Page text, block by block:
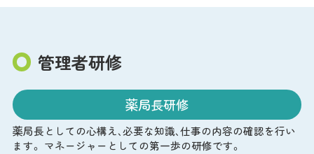
管理者研修
薬局長研修
薬局長としての心構え、必要な知識、仕事の内容の確認を行い
ます。 マネージャーとしての第一歩の研修です。